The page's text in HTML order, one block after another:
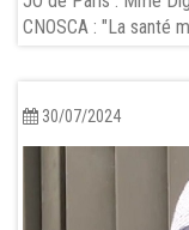
CNOSCA : "La santé
30/07/2024